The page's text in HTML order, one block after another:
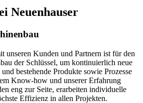
Neuenhauser
unseren Kunden und Partnern ist für den
der Schlüssel, um kontinuierlich neue
bestehende Produkte sowie Prozesse
Know-how und unserer Erfahrung
eng zur Seite, erarbeiten individuelle
Effizienz in allen Projekten.